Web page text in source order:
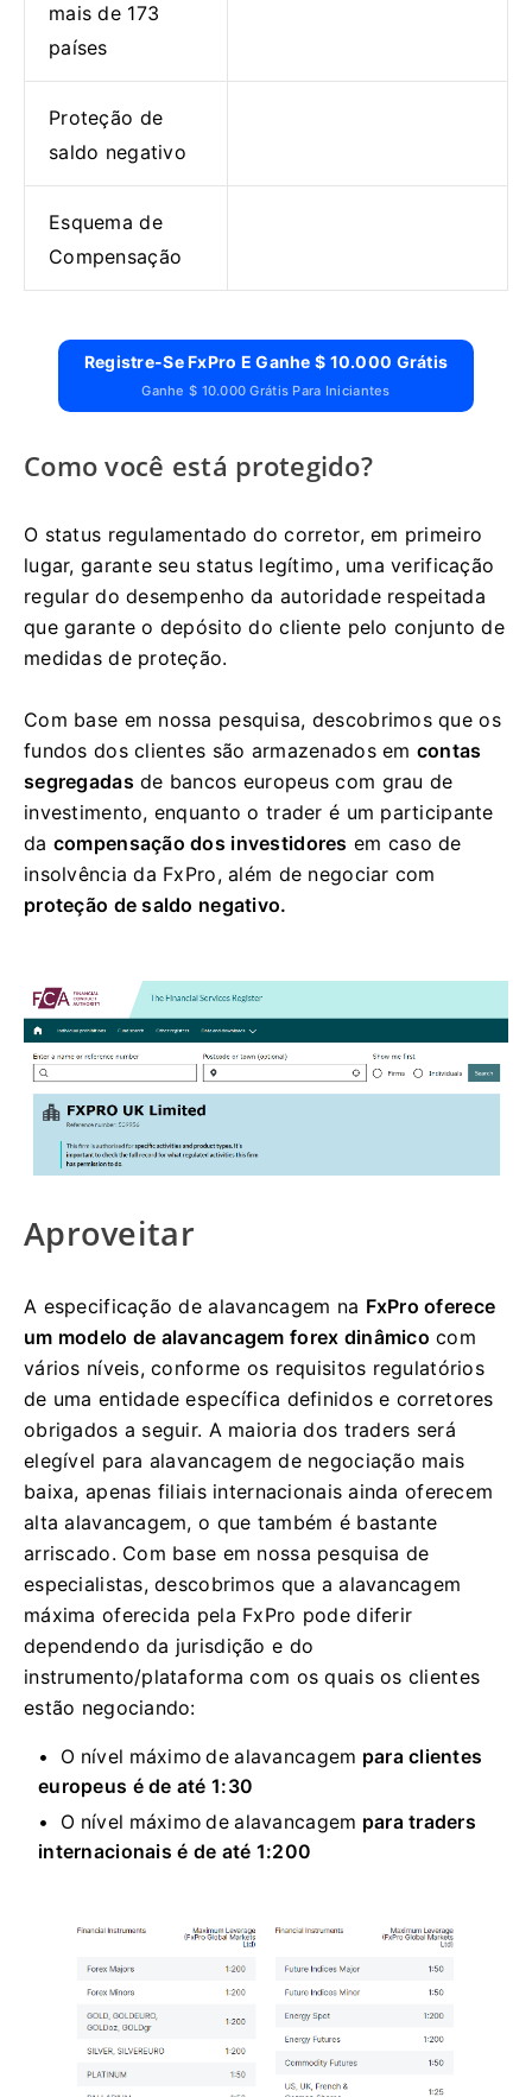
mais de 173
países
Proteção de
saldo negativo
Esquema de
Compensação
Registre-Se FxPro E Ganhe $ 10.000 Grátis
Ganhe $ 10.000 Grátis Para Iniciantes
Como você está protegido?
O status regulamentado do corretor, em primeiro
lugar, garante seu status legítimo, uma verificação
regular do desempenho da autoridade respeitada
que garante o depósito do cliente pelo conjunto de
medidas de proteção.
Com base em nossa pesquisa, descobrimos que os
fundos dos clientes são armazenados em contas
segregadas de bancos europeus com grau de
investimento, enquanto o trader é um participante
da compensação dos investidores em caso de
insolvência da FxPro, além de negociar com
proteção de saldo negativo.
Aproveitar
A especificação de alavancagem na FxPro oferece
um modelo de alavancagem forex dinâmico com
vários níveis, conforme os requisitos regulatórios
de uma entidade específica definidos e corretores
obrigados a seguir. A maioria dos traders será
elegível para alavancagem de negociação mais
baixa, apenas filiais internacionais ainda oferecem
alta alavancagem, o que também é bastante
arriscado. Com base em nossa pesquisa de
especialistas, descobrimos que a alavancagem
máxima oferecida pela FxPro pode diferir
dependendo da jurisdição e do
instrumento/plataforma com os quais os clientes
estão negociando:
O nível máximo de alavancagem para clientes
europeus é de até 1:30
O nível máximo de alavancagem para traders
internacionais é de até 1:200